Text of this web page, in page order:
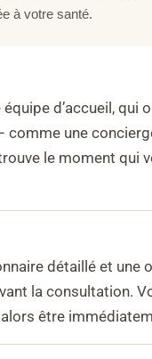
à votre santé.
d’accueil, qui
comme une
le moment qui
détaillé et une
la consultation.
être